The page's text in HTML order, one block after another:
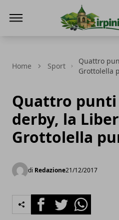
Home Sport
Quattro
Grottolella
Quattro punti
derby, la
Grottolella
di Redazione21/12/2017
FacebookTwitterWhatsapp